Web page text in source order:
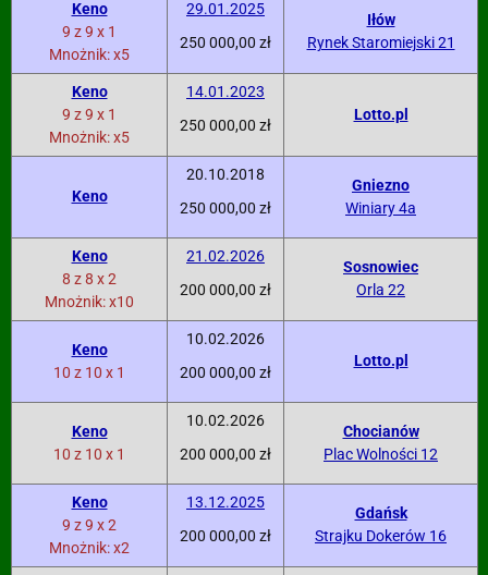
Keno
9 z 9 x 1
Mnożnik: x5
29.01.2025
250 000,00 zł
Iłów
Rynek Staromiejski 21
Keno
9 z 9 x 1
Mnożnik: x5
14.01.2023
250 000,00 zł
Lotto.pl
Keno
20.10.2018
250 000,00 zł
Gniezno
Winiary 4a
Keno
8 z 8 x 2
Mnożnik: x10
21.02.2026
200 000,00 zł
Sosnowiec
Orla 22
Keno
10 z 10 x 1
10.02.2026
200 000,00 zł
Lotto.pl
Keno
10 z 10 x 1
10.02.2026
200 000,00 zł
Chocianów
Plac Wolności 12
Keno
9 z 9 x 2
Mnożnik: x2
13.12.2025
200 000,00 zł
Gdańsk
Strajku Dokerów 16